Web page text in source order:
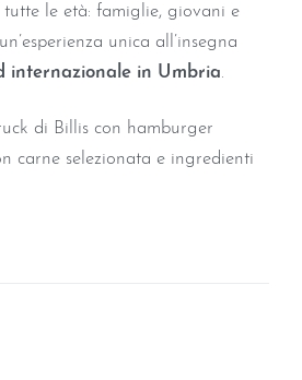
tutte le età: famiglie, giovani e
unica all’insegna
internazionale in Umbria.
di Billis con hamburger
carne selezionata e ingredienti